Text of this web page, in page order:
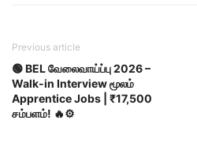
Previous article
🟢 BEL வேலைவாய்ப்பு 2026 –
Walk-in Interview மூலம்
Apprentice Jobs | ₹17,500
சம்பளம்! 🔥⚙️